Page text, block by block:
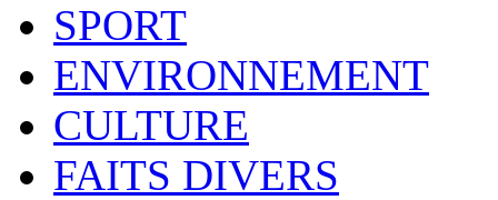
SPORT
ENVIRONNEMENT
CULTURE
FAITS DIVERS